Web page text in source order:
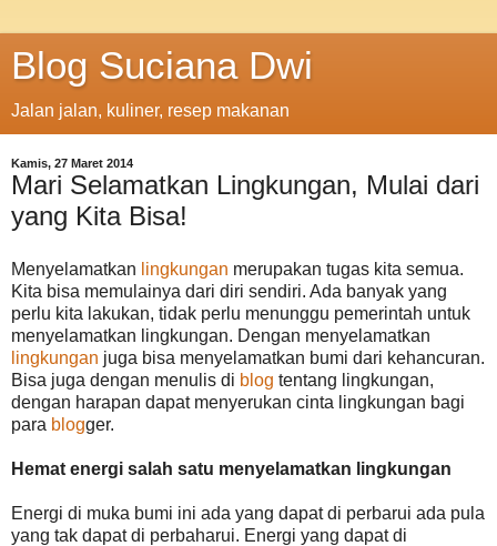
Blog Suciana Dwi
Jalan jalan, kuliner, resep makanan
Kamis, 27 Maret 2014
Mari Selamatkan Lingkungan, Mulai dari
yang Kita Bisa!
Menyelamatkan lingkungan merupakan tugas kita semua.
Kita bisa memulainya dari diri sendiri. Ada banyak yang
perlu kita lakukan, tidak perlu menunggu pemerintah untuk
menyelamatkan lingkungan. Dengan menyelamatkan
lingkungan juga bisa menyelamatkan bumi dari kehancuran.
Bisa juga dengan menulis di blog tentang lingkungan,
dengan harapan dapat menyerukan cinta lingkungan bagi
para blogger.
Hemat energi salah satu menyelamatkan lingkungan
Energi di muka bumi ini ada yang dapat di perbarui ada pula
yang tak dapat di perbaharui. Energi yang dapat di